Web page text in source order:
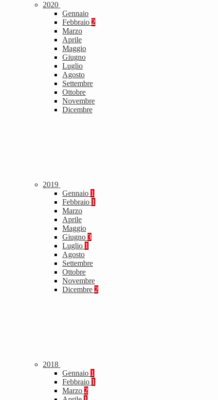
2020
Gennaio
Febbraio 2
Marzo
Aprile
Maggio
Giugno
Luglio
Agosto
Settembre
Ottobre
Novembre
Dicembre
2019
Gennaio 1
Febbraio 1
Marzo
Aprile
Maggio
Giugno 3
Luglio 1
Agosto
Settembre
Ottobre
Novembre
Dicembre 2
2018
Gennaio 1
Febbraio 1
Marzo 2